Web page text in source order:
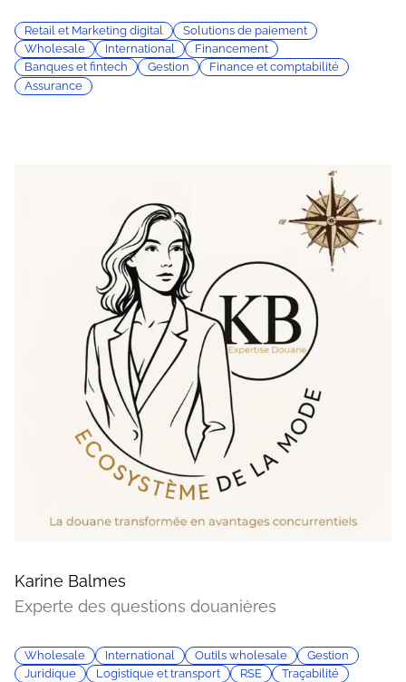
Retail et Marketing digital
Solutions de paiement
Wholesale
International
Financement
Banques et fintech
Gestion
Finance et comptabilité
Assurance
Karine Balmes
Experte des questions douanières
Wholesale International Outils wholesale
Gestion
Juridique
Logistique et transport RSE Traçabilité